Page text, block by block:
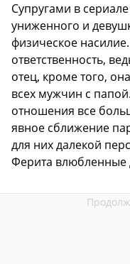
Супругами в
униженного и
физическое
ответственность,
отец, кроме того,
всех мужчин с
отношения все
явное сближение
для них далекой
Ферита влюбленные